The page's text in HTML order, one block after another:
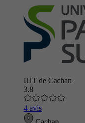
IUT de Cachan
3.8
4 avis